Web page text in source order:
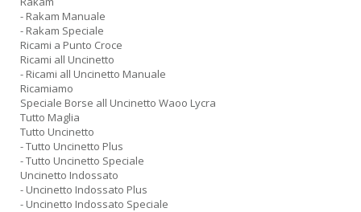
- Rakam Manuale
- Rakam Speciale
Ricami a Punto Croce
Ricami all Uncinetto
- Ricami all Uncinetto Manuale
Ricamiamo
Speciale Borse all Uncinetto Waoo Lycra
Tutto Maglia
Tutto Uncinetto
- Tutto Uncinetto Plus
- Tutto Uncinetto Speciale
Uncinetto Indossato
- Uncinetto Indossato Plus
- Uncinetto Indossato Speciale